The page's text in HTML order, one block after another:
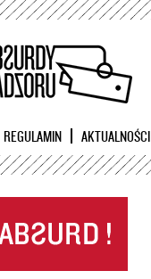
REGULAMIN AKTUALNOŚCI